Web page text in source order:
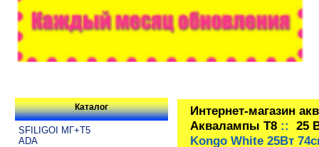
Каталог
SFILIGOI МГ+Т5
ADA
Интернет-магазин
Аквалампы T8:: 25
Kongo White 25Вт